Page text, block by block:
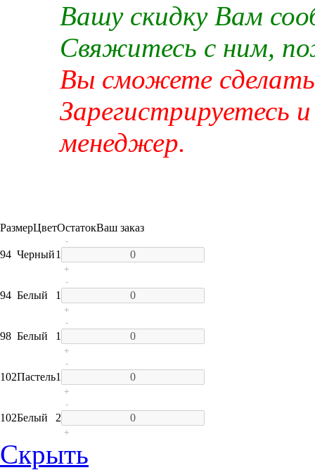
Вашу скидку Вам
Свяжитесь с ним,
Вы сможете сделать
Зарегистрируетесь
менеджер.
РазмерЦветОстатокВаш заказ
94 Черный1
-
+
94 Белый 1
-
+
98 Белый 1
-
+
102Пастель1
-
+
102Белый 2
-
+
Скрыть